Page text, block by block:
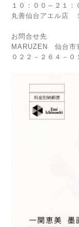
１０：００～２１：
丸善仙台アエル店
お問合せ先
MARUZEN 仙台市
０２２－２６４－０